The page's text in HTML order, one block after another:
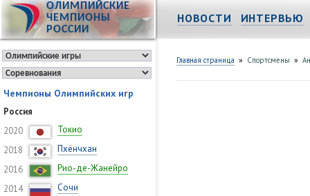
ОЛИМПИЙСКИЕ
ЧЕМПИОНЫ
РОССИИ
НОВОСТИ ИНТЕРВЬЮ
Чемпионы Олимпийских игр
Россия
2020
Токио
2018
Пхёнчхан
2016
Рио-де-Жанейро
2014
Сочи
Главная страница » Спортсмены »